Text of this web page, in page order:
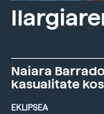
Naiara
kasualitate
EKLIPSEA